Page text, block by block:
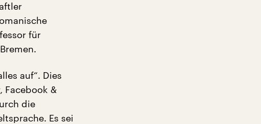
für
auf“. Dies
Facebook &
die
Es sei